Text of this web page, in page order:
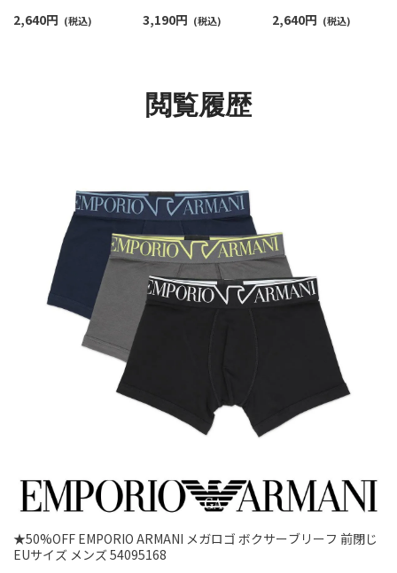
サイズ メンズ
2,640円 (税込)
ンツ 【S/M/L】 前閉じ
3,190円 (税込)
光沢ウエストバンド
2,640円 (税込)
閲覧履歴
★50%OFF EMPORIO ARMANI メガロゴ ボクサーブリーフ 前閉じ
EUサイズ メンズ 54095168